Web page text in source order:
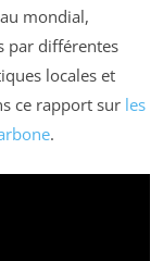
mondial,
par différentes
locales et
ce rapport sur les
.